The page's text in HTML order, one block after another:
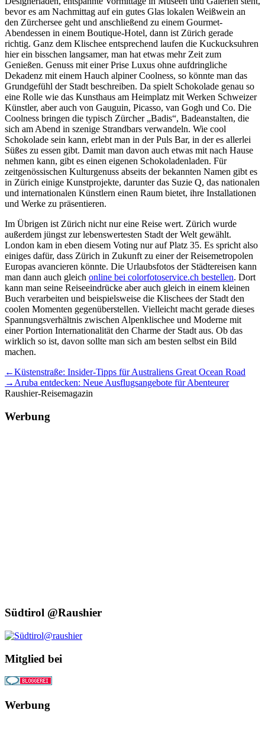
bevor es am Nachmittag auf ein gutes Glas lokalen Weißwein an
den Zürchersee geht und anschließend zu einem Gourmet-
Abendessen in einem Boutique-Hotel, dann ist Zürich gerade
richtig. Ganz dem Klischee entsprechend laufen die Kuckucksuhren
hier ein bisschen langsamer, man hat etwas mehr Zeit zum
Genießen. Genuss mit einer Prise Luxus ohne aufdringliche
Dekadenz mit einem Hauch alpiner Coolness, so könnte man das
Grundgefühl der Stadt beschreiben. Da spielt Schokolade genau so
eine Rolle wie das Kunsthaus am Heimplatz mit Werken Schweizer
Künstler, aber auch von Gauguin, Picasso, van Gogh und Co. Die
Coolness bringen die typisch Zürcher „Badis“, Badeanstalten, die
sich am Abend in szenige Strandbars verwandeln. Wie cool
Schokolade sein kann, erlebt man in der Puls Bar, in der es allerlei
Süßes zu essen gibt. Damit man davon auch etwas mit nach Hause
nehmen kann, gibt es einen eigenen Schokoladenladen. Für
zeitgenössischen Kulturgenuss abseits der bekannten Namen gibt es
in Zürich einige Kunstprojekte, darunter das Suzie Q, das nationalen
und internationalen Künstlern einen Raum bietet, ihre Installationen
und Werke zu präsentieren.
Im Übrigen ist Zürich nicht nur eine Reise wert. Zürich wurde
außerdem jüngst zur lebenswertesten Stadt der Welt gewählt.
London kam in eben diesem Voting nur auf Platz 35. Es spricht also
einiges dafür, dass Zürich in Zukunft zu einer der Reisemetropolen
Europas avancieren könnte. Die Urlaubsfotos der Städtereisen kann
man dann auch gleich online bei colorfotoservice.ch bestellen. Dort
kann man seine Reiseeindrücke aber auch gleich in einem kleinen
Buch verarbeiten und beispielsweise die Klischees der Stadt den
coolen Momenten gegenüberstellen. Vielleicht macht gerade dieses
Spannungsverhältnis zwischen Alpenklischee und Moderne mit
einer Portion Internationalität den Charme der Stadt aus. Ob das
wirklich so ist, davon sollte man sich am besten selbst ein Bild
machen.
Beitragsnavigation
←Küstenstraße: Insider-Tipps für Australiens Great Ocean Road
→ Aruba entdecken: Neue Ausflugsangebote für Abenteurer
Raushier-Reisemagazin
Werbung
Südtirol @Raushier
Mitglied bei
Werbung